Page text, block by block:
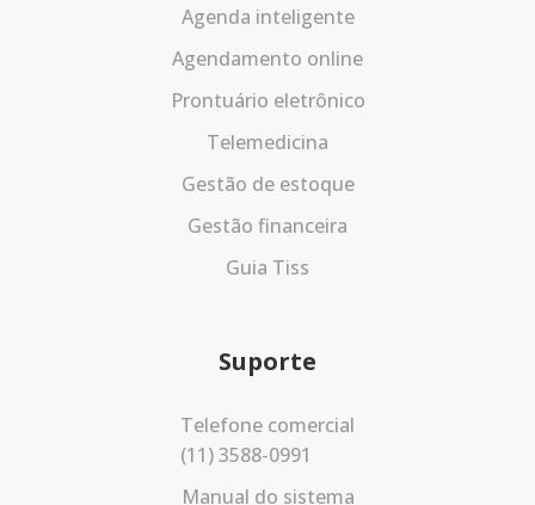
Agenda inteligente
Agendamento online
Prontuário eletrônico
Telemedicina
Gestão de estoque
Gestão financeira
Guia Tiss
Suporte
Telefone comercial
(11) 3588-0991
Manual do sistema